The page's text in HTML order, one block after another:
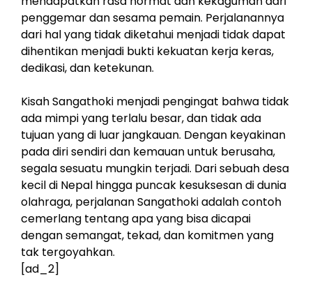
penggemar dan sesama pemain. Perjalanannya
dari hal yang tidak diketahui menjadi tidak dapat
dihentikan menjadi bukti kekuatan kerja keras,
dedikasi, dan ketekunan.
Kisah Sangathoki menjadi pengingat bahwa tidak
ada mimpi yang terlalu besar, dan tidak ada
tujuan yang di luar jangkauan. Dengan keyakinan
pada diri sendiri dan kemauan untuk berusaha,
segala sesuatu mungkin terjadi. Dari sebuah desa
kecil di Nepal hingga puncak kesuksesan di dunia
olahraga, perjalanan Sangathoki adalah contoh
cemerlang tentang apa yang bisa dicapai
dengan semangat, tekad, dan komitmen yang
tak tergoyahkan.
[ad_2]